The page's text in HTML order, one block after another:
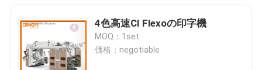
4色高速CI Flexoの印字機
MOQ：1set
価格：negotiable